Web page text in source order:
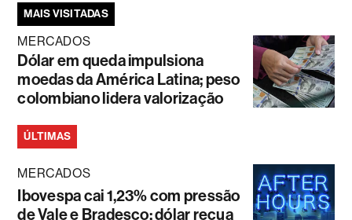
MAIS VISITADAS
MERCADOS
Dólar em queda impulsiona
moedas da América Latina; peso
colombiano lidera valorização
ÚLTIMAS
MERCADOS
Ibovespa cai 1,23% com pressão
de Vale e Bradesco; dólar recua